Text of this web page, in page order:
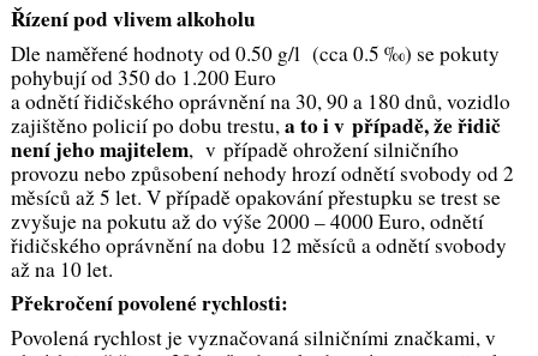
Řízení pod vlivem alkoholu
Dle naměřené hodnoty od 0.50 g/l (cca 0.5 ‰) se pokuty
pohybují od 350 do 1.200 Euro
a odnětí řidičského oprávnění na 30, 90 a 180 dnů, vozidlo
zajištěno policií po dobu trestu,a to i v případě, že řidič
není jeho majitelem, v případě ohrožení silničního
provozu nebo způsobení nehody hrozí odnětí svobody od 2
měsíců až 5 let. V případě opakování přestupku se trest se
zvyšuje na pokutu až do výše 2000 – 4000 Euro, odnětí
řidičského oprávnění na dobu 12 měsíců a odnětí svobody
až na 10 let.
Překročení povolené rychlosti:
Povolená rychlost je vyznačovaná silničními značkami, v